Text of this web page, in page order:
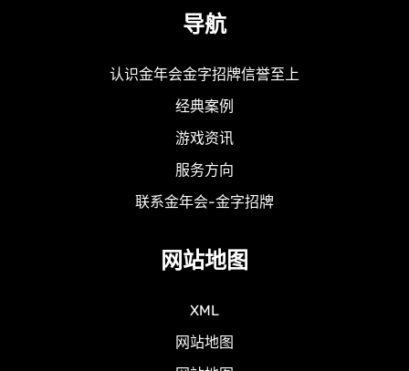
导航
认识金年会金字招牌信誉至上
经典案例
游戏资讯
服务方向
联系金年会-金字招牌
网站地图
XML
网站地图